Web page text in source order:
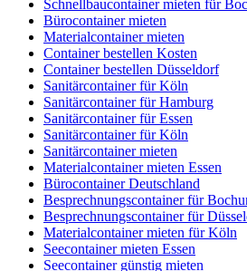
Schnellbaucontainer mieten für
Bürocontainer mieten
Materialcontainer mieten
Container bestellen Kosten
Container bestellen Düsseldorf
Sanitärcontainer für Köln
Sanitärcontainer für Hamburg
Sanitärcontainer für Essen
Sanitärcontainer für Köln
Sanitärcontainer mieten
Materialcontainer mieten Essen
Bürocontainer Deutschland
Besprechnungscontainer für
Besprechnungscontainer für
Materialcontainer mieten für Köln
Seecontainer mieten Essen
Seecontainer günstig mieten